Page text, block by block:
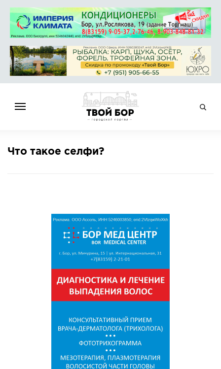
НОВОСТИ
СПРАВКА
СТАТЬИ
ГОЛОСОВАНИЯ
ФОТО
Что такое селфи?